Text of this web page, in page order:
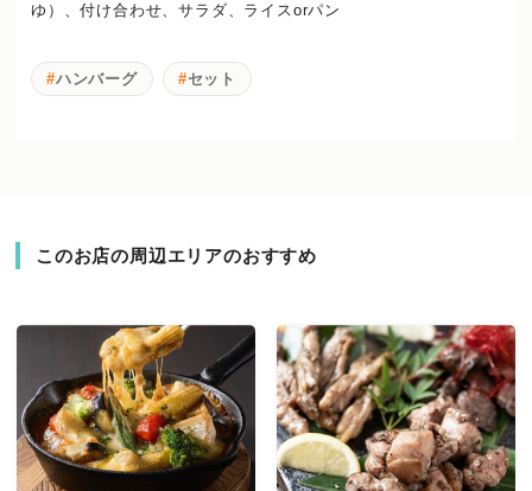
ゆ）、付け合わせ、サラダ、ライスorパン
ハンバーグ セット
このお店の周辺エリアのおすすめ